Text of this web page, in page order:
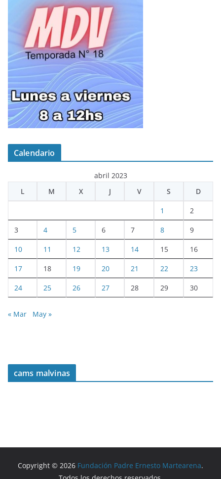
Calendario
abril 2023
L
M X J V S D
1 2
3 4 5 6 7 8 9
10 11 12 13 14 15 16
17 18 19 20 21 22 23
24 25 26 27 28 29 30
« Mar May »
cams malvinas
Copyright © 2026 Fundación Padre Ernesto Martearena.